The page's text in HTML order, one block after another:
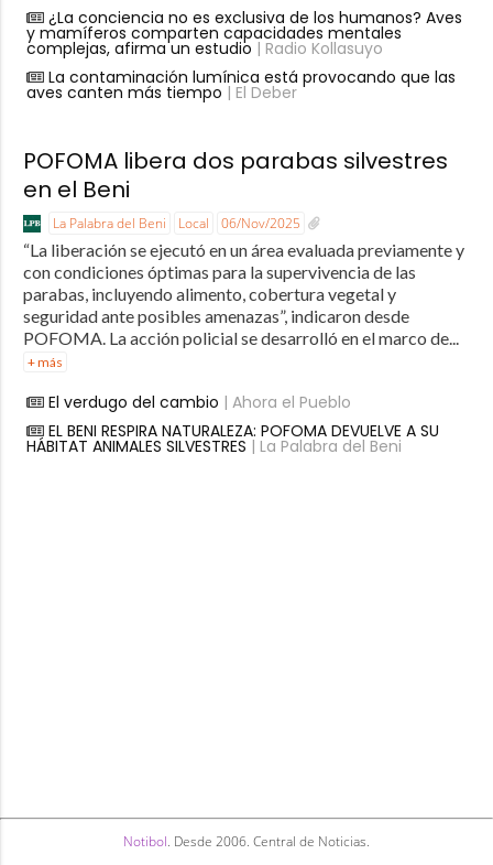
¿La conciencia no es exclusiva de los humanos? Aves
y mamíferos comparten capacidades mentales
complejas, afirma un estudio | Radio Kollasuyo
La contaminación lumínica está provocando que las
aves canten más tiempo | El Deber
POFOMA libera dos parabas silvestres
en el Beni
La Palabra del Beni Local 06/Nov/2025
“La liberación se ejecutó en un área evaluada previamente y
con condiciones óptimas para la supervivencia de las
parabas, incluyendo alimento, cobertura vegetal y
seguridad ante posibles amenazas”, indicaron desde
POFOMA. La acción policial se desarrolló en el marco de...
+ más
El verdugo del cambio | Ahora el Pueblo
EL BENI RESPIRA NATURALEZA: POFOMA DEVUELVE A SU
HÁBITAT ANIMALES SILVESTRES | La Palabra del Beni
Notibol. Desde 2006. Central de Noticias.